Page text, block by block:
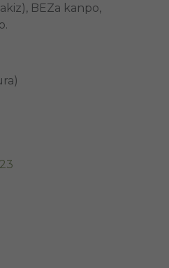
BEZa kanpo,